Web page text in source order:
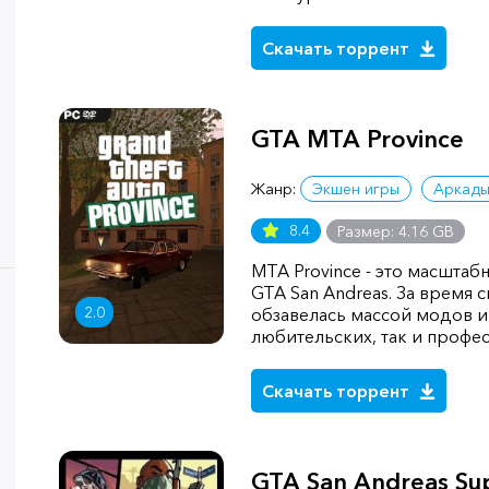
Скачать торрент
2.0
GTA MTA Province
Жанр: Экшен игры
8.4 Размер: 4.16 GB
MTA Province - это
GTA San Andreas. За время
обзавелась массой модов
любительских, так и
Скачать торрент
GTA San Andreas